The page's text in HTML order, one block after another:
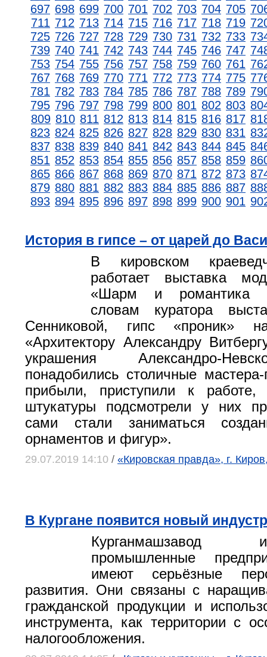
697 698 699 700 701 702 703 704 705
711 712 713 714 715 716 717 718 719
725 726 727 728 729 730 731 732 733
739 740 741 742 743 744 745 746 747
753 754 755 756 757 758 759 760 761
767 768 769 770 771 772 773 774 775
781 782 783 784 785 786 787 788 789
795 796 797 798 799 800 801 802 803
809 810 811 812 813 814 815 816 817
823 824 825 826 827 828 829 830 831
837 838 839 840 841 842 843 844 845
851 852 853 854 855 856 857 858 859
865 866 867 868 869 870 871 872 873
879 880 881 882 883 884 885 886 887
893 894 895 896 897 898 899 900 901
История в гипсе – от царей до
В кировском
работает выставка
«Шарм и романтика
словам куратора
Сенниковой, гипс «проник»
«Архитектору Александру
украшения Александро-
понадобились столичные
прибыли, приступили к
штукатуры подсмотрели у них
сами стали заниматься
орнаментов и фигур».
29.07.2019 14:10 / «Кировская правда», г.
В Кургане появится новый
промышленные
имеют серьёзные
развития. Они связаны с
гражданской продукции и
инструмента, как территории с
налогообложения.